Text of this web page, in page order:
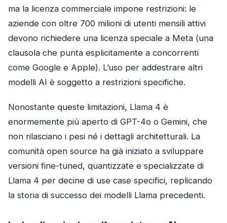
ma la licenza commerciale impone restrizioni: le
aziende con oltre 700 milioni di utenti mensili attivi
devono richiedere una licenza speciale a Meta (una
clausola che punta esplicitamente a concorrenti
come Google e Apple). L’uso per addestrare altri
modelli AI è soggetto a restrizioni specifiche.
Nonostante queste limitazioni, Llama 4 è
enormemente più aperto di GPT-4o o Gemini, che
non rilasciano i pesi né i dettagli architetturali. La
comunità open source ha già iniziato a sviluppare
versioni fine-tuned, quantizzate e specializzate di
Llama 4 per decine di use case specifici, replicando
la storia di successo dei modelli Llama precedenti.